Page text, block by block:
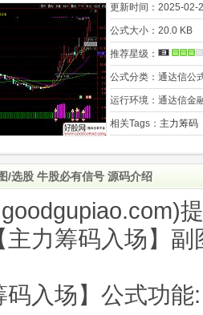
更新时间： 2025-02-
公式大小： 20.0 KB
推荐星级：
公式分类： 通达信公
运行环境： 通达信金
相关Tags： 主力筹码
/选股 牛股必有信号 源码介绍
主力筹码入场】
入场】公式功能: